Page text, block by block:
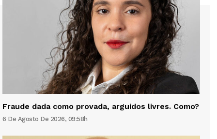
Fraude dada como provada, arguidos livres. Como?
6 De Agosto De 2026, 09:58h